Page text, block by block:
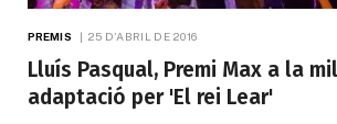
PREMIS 25 D'ABRIL DE 2016
Lluís Pasqual, Premi Max a la
adaptació per 'El rei Lear'